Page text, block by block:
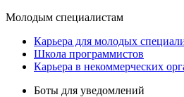
Молодым специалистам
Карьера для молодых
Школа программистов
Карьера в некоммерческих
Боты для уведомлений